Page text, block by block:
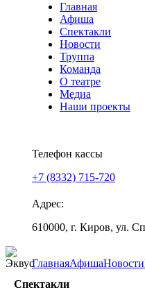
Главная
Афиша
Спектакли
Новости
Труппа
Команда
О театре
Медиа
Наши проекты
Телефон кассы
+7 (8332) 715-720
Адрес:
610000, г. Киров, ул.
ГлавнаяАфишаНовости
Спектакли